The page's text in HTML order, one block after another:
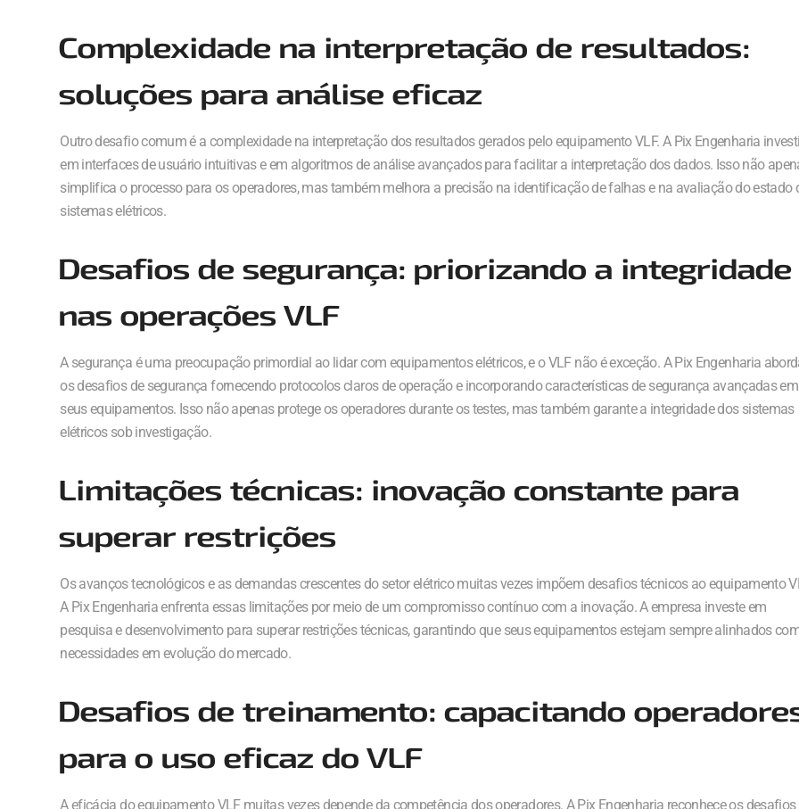
Complexidade na interpretação de resultados:
soluções para análise eficaz
Outro desafio comum é a complexidade na interpretação dos resultados gerados pelo equipamento VLF. A Pix Engenharia
em interfaces de usuário intuitivas e em algoritmos de análise avançados para facilitar a interpretação dos dados. Isso não
simplifica o processo para os operadores, mas também melhora a precisão na identificação de falhas e na avaliação do estado
sistemas elétricos.
Desafios de segurança: priorizando a integridade
nas operações VLF
A segurança é uma preocupação primordial ao lidar com equipamentos elétricos, e o VLF não é exceção. A Pix Engenharia
os desafios de segurança fornecendo protocolos claros de operação e incorporando características de segurança avançadas em
seus equipamentos. Isso não apenas protege os operadores durante os testes, mas também garante a integridade dos sistemas
elétricos sob investigação.
Limitações técnicas: inovação constante para
superar restrições
Os avanços tecnológicos e as demandas crescentes do setor elétrico muitas vezes impõem desafios técnicos ao equipamento
A Pix Engenharia enfrenta essas limitações por meio de um compromisso contínuo com a inovação. A empresa investe em
pesquisa e desenvolvimento para superar restrições técnicas, garantindo que seus equipamentos estejam sempre alinhados
necessidades em evolução do mercado.
Desafios de treinamento: capacitando
para o uso eficaz do VLF
A eficácia do equipamento VLF muitas vezes depende da competência dos operadores. A Pix Engenharia reconhece os desafios